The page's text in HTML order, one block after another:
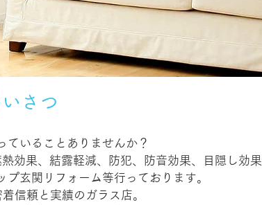
さつ
ていることありませんか？
効果、結露軽減、防犯、防音効果、目隠し効果
玄関リフォーム等行っております。
信頼と実績のガラス店。